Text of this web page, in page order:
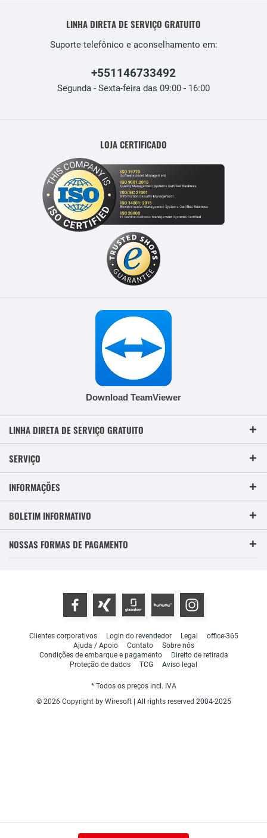
LINHA DIRETA DE SERVIÇO GRATUITO
Suporte telefônico e aconselhamento em:
+551146733492
Segunda - Sexta-feira das 09:00 - 16:00
LOJA CERTIFICADO
Download TeamViewer
LINHA DIRETA DE SERVIÇO GRATUITO
SERVIÇO
INFORMAÇÕES
BOLETIM INFORMATIVO
NOSSAS FORMAS DE PAGAMENTO
Clientes corporativos Login do revendedor Legal
office-365
Ajuda / Apoio
Contato
Sobre nós
Condições de embarque e pagamento
Direito de retirada
Proteção de dados
TCG Aviso legal
* Todos os preços incl. IVA
© 2026 Copyright by Wiresoft | All rights reserved 2004-2025